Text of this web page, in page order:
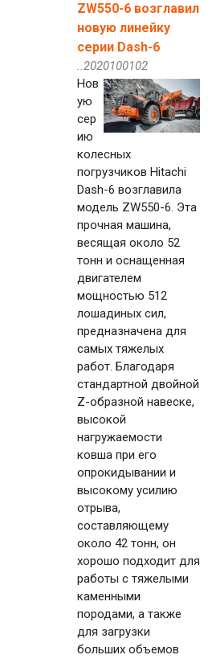
ZW550-6 возглавил
новую линейку
серии Dash-6
..2020100102
Нов
ую
сер
ию
колесных
погрузчиков Hitachi
Dash-6 возглавила
модель ZW550-6. Эта
прочная машина,
весящая около 52
тонн и оснащенная
двигателем
мощностью 512
лошадиных сил,
предназначена для
самых тяжелых
работ. Благодаря
стандартной двойной
Z-образной навеске,
высокой
нагружаемости
ковша при его
опрокидывании и
высокому усилию
отрыва,
составляющему
около 42 тонн, он
хорошо подходит для
работы с тяжелыми
каменными
породами, а также
для загрузки
больших объемов